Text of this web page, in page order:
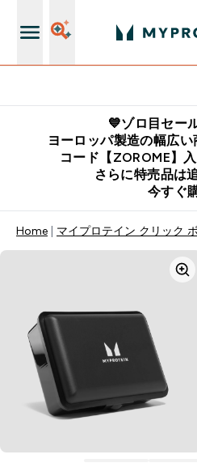
💙ゾロ目セー
ヨーロッパ製造の幅広
コード【ZOROME】
さらに特売品は
今すぐ
Home マイプロテイン クリック